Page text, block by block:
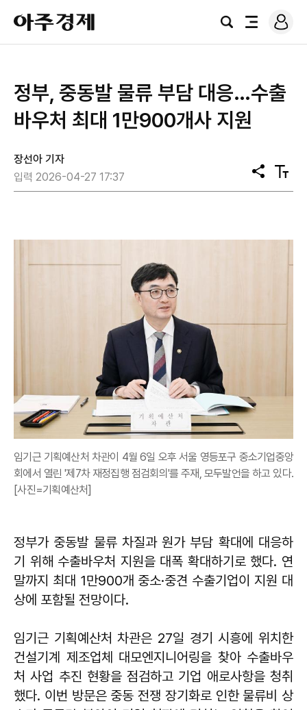
아
주
경
검
전
로
그
정부, 중동발 물류 부담 대응…수출
바우처 최대 1만900개사 지원
장선아 기자
입력 2026-04-27 17:37
공
유
텍
스
임기근 기획예산처 차관이 4월 6일 오후 서울 영등포구 중소기업중앙
회에서 열린 '제7차 재정집행 점검회의'를 주재, 모두발언을 하고 있다.
[사진=기획예산처]
정부가 중동발 물류 차질과 원가 부담 확대에 대응하
기 위해 수출바우처 지원을 대폭 확대하기로 했다. 연
말까지 최대 1만900개 중소·중견 수출기업이 지원 대
상에 포함될 전망이다.
임기근 기획예산처 차관은 27일 경기 시흥에 위치한
건설기계 제조업체 대모엔지니어링을 찾아 수출바우
처 사업 추진 현황을 점검하고 기업 애로사항을 청취
했다. 이번 방문은 중동 전쟁 장기화로 인한 물류비 상